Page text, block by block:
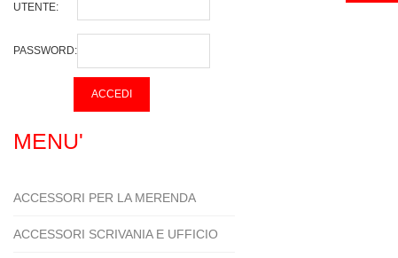
UTENTE:
PASSWORD:
MENU'
ACCESSORI PER LA MERENDA
ACCESSORI SCRIVANIA E UFFICIO